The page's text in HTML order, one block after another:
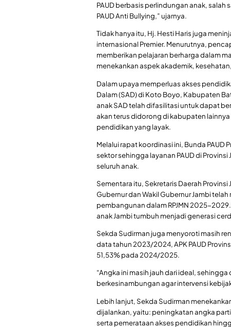
PAUD berbasis perlindungan anak,
PAUD Anti Bullying,” ujarnya.
Tidak hanya itu, Hj. Hesti Haris juga
internasional Premier. Menurutnya,
memberikan pelajaran berharga dalam
menekankan aspek akademik,
Dalam upaya memperluas akses
Dalam (SAD) di Koto Boyo, Kabupaten
anak SAD telah difasilitasi untuk dapat
akan terus didorong di kabupaten
pendidikan yang layak.
Melalui rapat koordinasi ini, Bunda PAUD
sektor sehingga layanan PAUD di
seluruh anak.
Sementara itu, Sekretaris Daerah
Gubernur dan Wakil Gubernur Jambi
pembangunan dalam RPJMN 2025-
anak Jambi tumbuh menjadi generasi
Sekda Sudirman juga menyoroti masih
data tahun 2023/2024, APK PAUD
51,53% pada 2024/2025.
“Angka ini masih jauh dari ideal,
berkesinambungan agar intervensi
Lebih lanjut, Sekda Sudirman
dijalankan, yaitu: peningkatan angka
serta pemerataan akses pendidikan